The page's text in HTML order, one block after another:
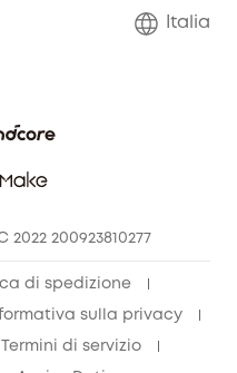
Italia
200923810277
di spedizione
sulla privacy
Termini di servizio